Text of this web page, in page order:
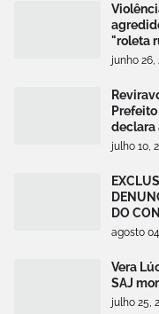
"roleta
junho 26,
declara
julho 10,
DO
agosto
Vera
SAJ
julho 25,